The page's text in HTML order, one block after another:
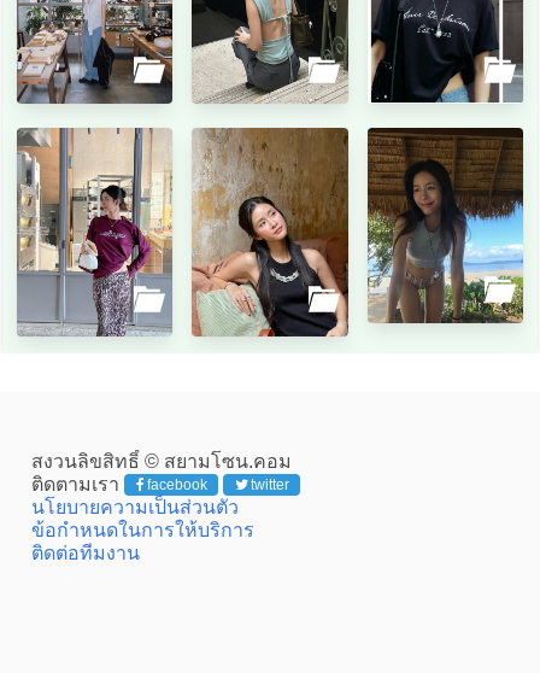
สงวนลิขสิทธิ์ © สยามโซน.คอม
ติดตามเรา
facebook twitter
นโยบายความเป็นส่วนตัว
ข้อกำหนดในการให้บริการ
ติดต่อทีมงาน